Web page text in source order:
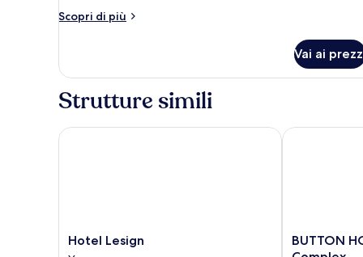
fee
Scopri di più
Altri
(32,
fee
Vai ai
Strutture simili
Hotel
Lesign
Hotel Lesign
Hotel Lesign
BUTTON
HOTEL
BUTTON
BUTTON